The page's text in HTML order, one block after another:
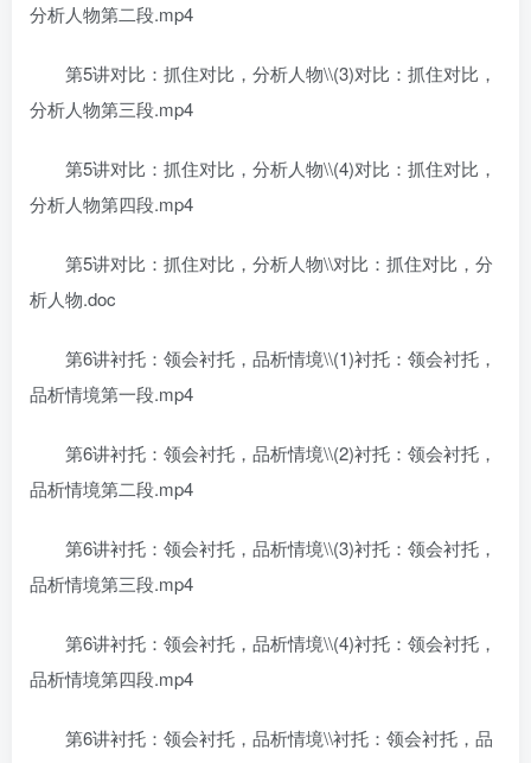
分析人物第二段.mp4
第5讲对比：抓住对比，分析人物\\(3)对比：抓住对比，
分析人物第三段.mp4
第5讲对比：抓住对比，分析人物\\(4)对比：抓住对比，
分析人物第四段.mp4
第5讲对比：抓住对比，分析人物\\对比：抓住对比，分
析人物.doc
第6讲衬托：领会衬托，品析情境\\(1)衬托：领会衬托，
品析情境第一段.mp4
第6讲衬托：领会衬托，品析情境\\(2)衬托：领会衬托，
品析情境第二段.mp4
第6讲衬托：领会衬托，品析情境\\(3)衬托：领会衬托，
品析情境第三段.mp4
第6讲衬托：领会衬托，品析情境\\(4)衬托：领会衬托，
品析情境第四段.mp4
第6讲衬托：领会衬托，品析情境\\衬托：领会衬托，品